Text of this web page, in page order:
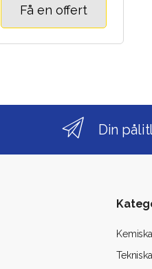
Tätning |..
Få en offert
Din